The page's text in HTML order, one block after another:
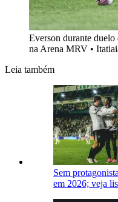
Everson durante
na Arena MRV •
Leia também
Sem
em 2026; veja